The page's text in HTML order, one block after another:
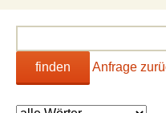
finden Anfrage